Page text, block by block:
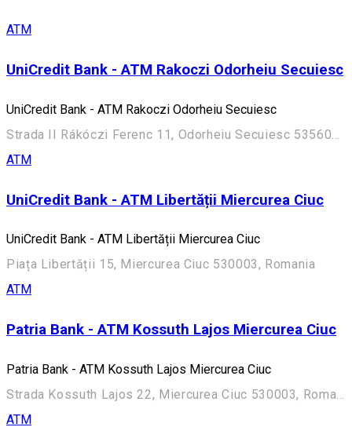
ATM
UniCredit Bank - ATM Rakoczi Odorheiu Secuiesc
UniCredit Bank - ATM Rakoczi Odorheiu Secuiesc
Strada II Rákóczi Ferenc 11, Odorheiu Secuiesc 535600, Romania
ATM
UniCredit Bank - ATM Libertății Miercurea Ciuc
UniCredit Bank - ATM Libertății Miercurea Ciuc
Piața Libertății 15, Miercurea Ciuc 530003, Romania
ATM
Patria Bank - ATM Kossuth Lajos Miercurea Ciuc
Patria Bank - ATM Kossuth Lajos Miercurea Ciuc
ATM